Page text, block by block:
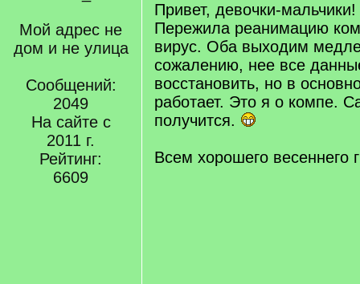
Мой адрес не
дом и не улица
Сообщений:
2049
На сайте с
2011 г.
Рейтинг:
6609
Привет, девочки-мальчики!
Пережила реанимацию
вирус. Оба выходим
сожалению, нее все
восстановить, но в
работает. Это я о компе.
получится.
Всем хорошего весеннего